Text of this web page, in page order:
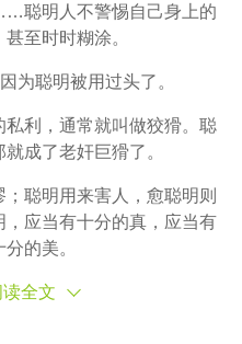
聪明人不警惕自己身上的
至时时糊涂。
为聪明被用过头了。
利，通常就叫做狡猾。聪
成了老奸巨猾了。
聪明用来害人，愈聪明则
应当有十分的真，应当有
的美。
读全文